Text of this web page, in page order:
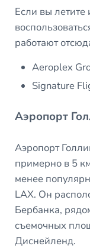
Если вы летите
работают
Aeroplex
Signature
Аэропорт
Аэропорт
примерно в 5
менее
LAX. Он
Бербанка,
съемочных
Диснейленд.